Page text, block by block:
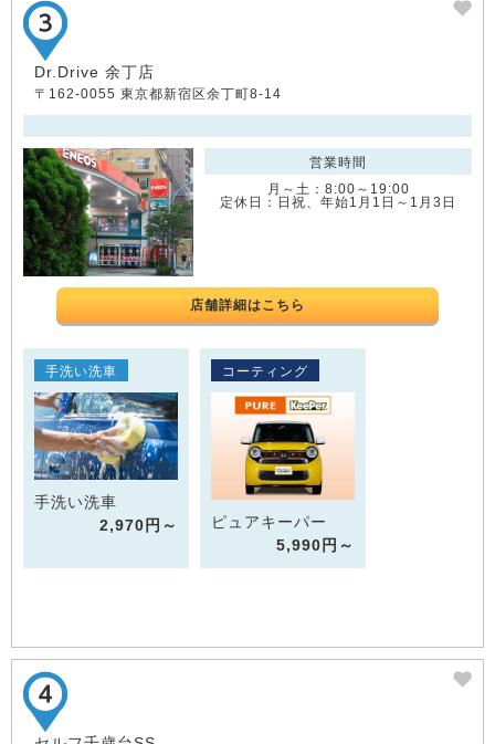
Dr.Drive 余丁店
〒162-0055 東京都新宿区余丁町8-14
営業時間
月～土：8:00～19:00
定休日：日祝、年始1月1日～1月3日
店舗詳細はこちら
手洗い洗車
手洗い洗車
2,970円～
コーティング
ピュアキーパー
5,990円～